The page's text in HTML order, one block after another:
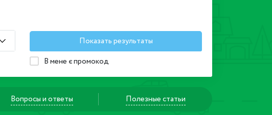
Показать результаты
В мене є промокод
Вопросы и ответы Полезные статьи